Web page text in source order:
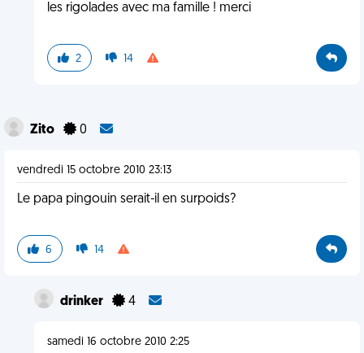
les rigolades avec ma famille ! merci
2 14
Zito 0
vendredi 15 octobre 2010 23:13
Le papa pingouin serait-il en surpoids?
6 14
drinker 4
samedi 16 octobre 2010 2:25